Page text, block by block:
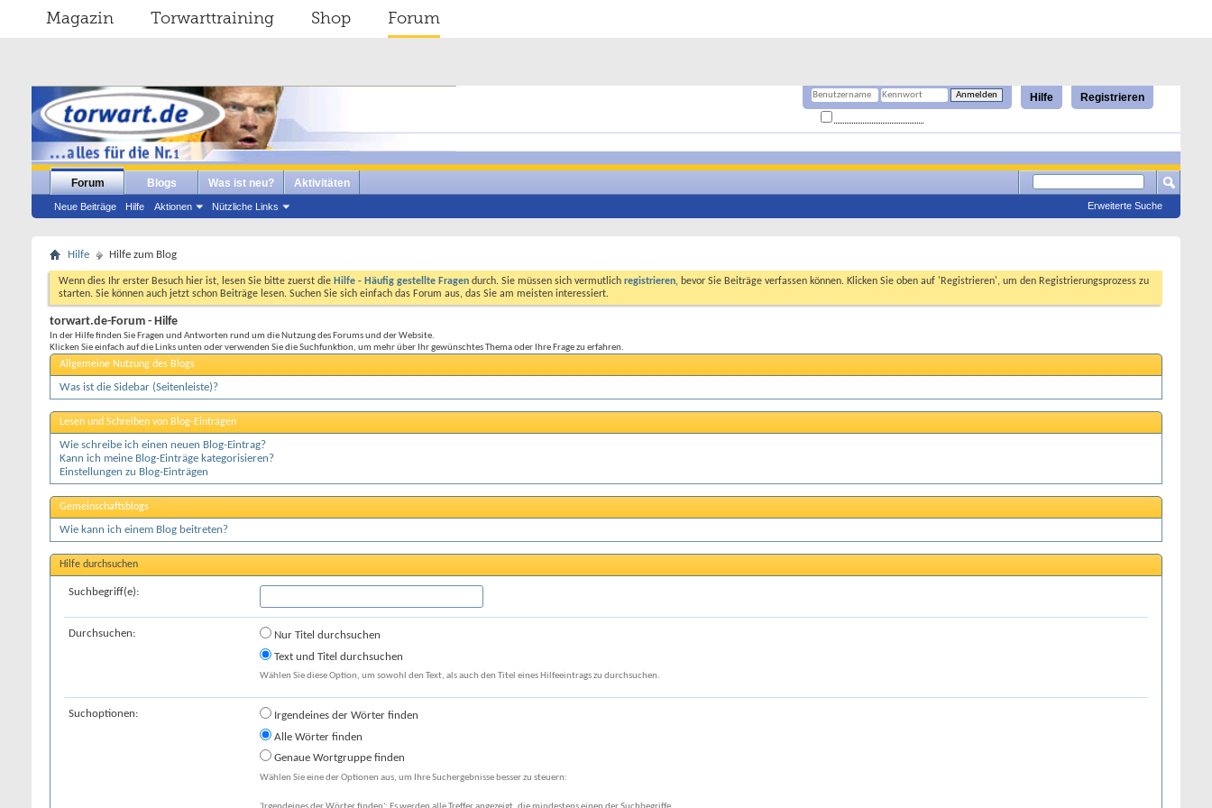
Magazin Torwarttraining Shop Forum
Registrieren
Hilfe
Forum
Neue Beiträge Hilfe Aktionen Nützliche Links
Blogs Was ist neu? Aktivitäten
Erweiterte Suche
Hilfe Hilfe zum Blog
Wenn dies Ihr erster Besuch hier ist, lesen Sie bitte zuerst die Hilfe - Häufig gestellte Fragen durch. Sie müssen sich vermutlich registrieren, bevor Sie Beiträge verfassen können. Klicken Sie oben auf 'Registrieren', um den Registrierungsprozess zu
starten. Sie können auch jetzt schon Beiträge lesen. Suchen Sie sich einfach das Forum aus, das Sie am meisten interessiert.
torwart.de-Forum - Hilfe
In der Hilfe finden Sie Fragen und Antworten rund um die Nutzung des Forums und der Website.
Klicken Sie einfach auf die Links unten oder verwenden Sie die Suchfunktion, um mehr über Ihr gewünschtes Thema oder Ihre Frage zu erfahren.
Allgemeine Nutzung des Blogs
Was ist die Sidebar (Seitenleiste)?
Lesen und Schreiben von Blog-Einträgen
Wie schreibe ich einen neuen Blog-Eintrag?
Kann ich meine Blog-Einträge kategorisieren?
Einstellungen zu Blog-Einträgen
Gemeinschaftsblogs
Wie kann ich einem Blog beitreten?
Hilfe durchsuchen
Suchbegriff(e):
Durchsuchen:
Nur Titel durchsuchen
Text und Titel durchsuchen
Wählen Sie diese Option, um sowohl den Text, als auch den Titel eines Hilfeeintrags zu durchsuchen.
Suchoptionen:
Irgendeines der Wörter finden
Alle Wörter finden
Genaue Wortgruppe finden
Wählen Sie eine der Optionen aus, um Ihre Suchergebnisse besser zu steuern: